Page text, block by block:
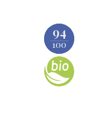
95
100
94
100